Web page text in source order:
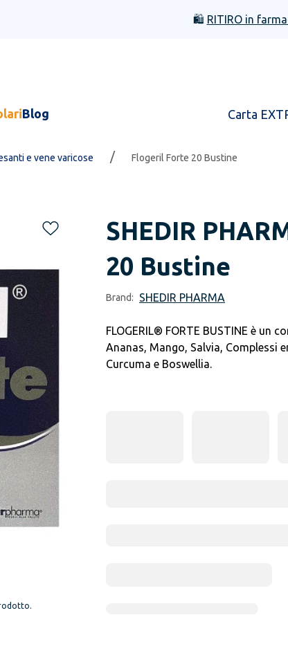
🛍️ RITIRO in
Blog Carta
e vene varicose / Flogeril Forte 20 Bustine
SHEDIR
20 Bustine
Brand: SHEDIR PHARMA
FLOGERIL® FORTE BUSTINE è un
Ananas, Mango, Salvia, Complessi
Curcuma e Boswellia.